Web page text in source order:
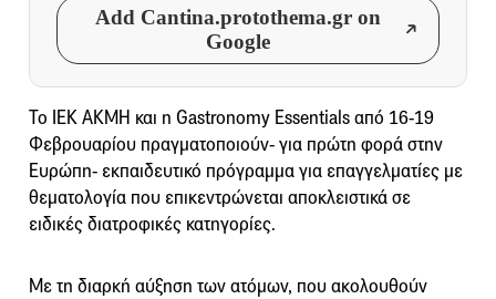
Add Cantina.protothema.gr on
Google
Το ΙΕΚ ΑΚΜΗ και η Gastronomy Essentials από 16-19
Φεβρουαρίου πραγματοποιούν- για πρώτη φορά στην
Ευρώπη- εκπαιδευτικό πρόγραμμα για επαγγελματίες με
θεματολογία που επικεντρώνεται αποκλειστικά σε
ειδικές διατροφικές κατηγορίες.
Με τη διαρκή αύξηση των ατόμων, που ακολουθούν